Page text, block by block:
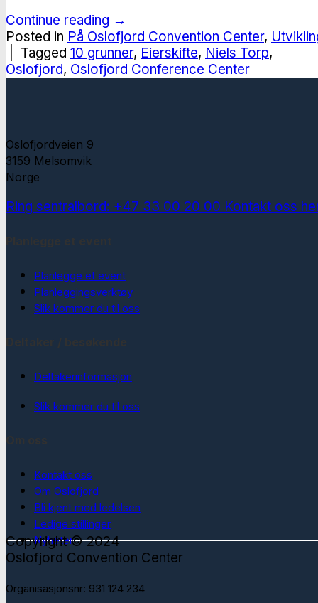
Continue reading →
Posted in På Oslofjord Convention Center,
Tagged 10 grunner, Eierskifte, Niels Torp,
Oslofjord, Oslofjord Conference Center
Oslofjordveien 9
3159 Melsomvik
Norge
Ring sentralbord: +47 33 00 20 00 Kontakt oss
Planlegge et event
Planleggingsverktøy
Slik kommer du til oss
Deltakerinformasjon
Slik kommer du til oss
Kontakt oss
Om Oslofjord
Bli kjent med ledelsen
Ledige stillinger
Nyheter
Copyright © 2024
Oslofjord Convention Center
Organisasjonsnr: 931 124 234